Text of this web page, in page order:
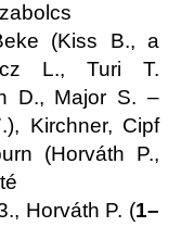
(Kiss B., a
L., Turi T.
D., Major S. –
Kirchner, Cipf
(Horváth P.,
Horváth P. (1–